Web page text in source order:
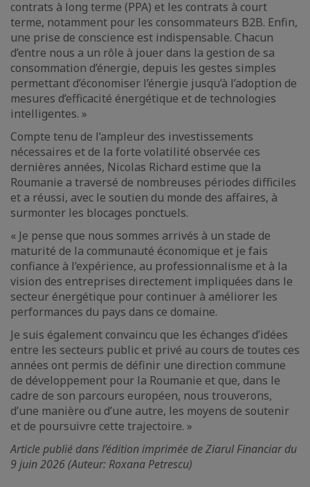
contrats à long terme (PPA) et les contrats à court
terme, notamment pour les consommateurs B2B. Enfin,
une prise de conscience est indispensable. Chacun
d’entre nous a un rôle à jouer dans la gestion de sa
consommation d’énergie, depuis les gestes simples
permettant d’économiser l’énergie jusqu’à l’adoption de
mesures d’efficacité énergétique et de technologies
intelligentes. »
Compte tenu de l’ampleur des investissements
nécessaires et de la forte volatilité observée ces
dernières années, Nicolas Richard estime que la
Roumanie a traversé de nombreuses périodes difficiles
et a réussi, avec le soutien du monde des affaires, à
surmonter les blocages ponctuels.
« Je pense que nous sommes arrivés à un stade de
maturité de la communauté économique et je fais
confiance à l’expérience, au professionnalisme et à la
vision des entreprises directement impliquées dans le
secteur énergétique pour continuer à améliorer les
performances du pays dans ce domaine.
Je suis également convaincu que les échanges d’idées
entre les secteurs public et privé au cours de toutes ces
années ont permis de définir une direction commune
de développement pour la Roumanie et que, dans le
cadre de son parcours européen, nous trouverons,
d’une manière ou d’une autre, les moyens de soutenir
et de poursuivre cette trajectoire. »
Article publié dans l’édition imprimée de Ziarul Financiar du
9 juin 2026 (Auteur: Roxana Petrescu)